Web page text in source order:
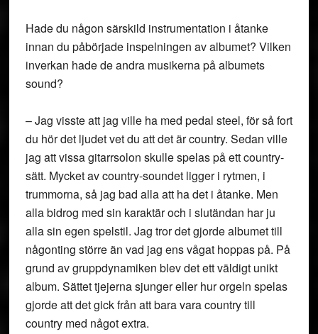
Hade du någon särskild instrumentation i åtanke
innan du påbörjade inspelningen av albumet? Vilken
inverkan hade de andra musikerna på albumets
sound?
– Jag visste att jag ville ha med pedal steel, för så fort
du hör det ljudet vet du att det är country. Sedan ville
jag att vissa gitarrsolon skulle spelas på ett country-
sätt. Mycket av country-soundet ligger i rytmen, i
trummorna, så jag bad alla att ha det i åtanke. Men
alla bidrog med sin karaktär och i slutändan har ju
alla sin egen spelstil. Jag tror det gjorde albumet till
någonting större än vad jag ens vågat hoppas på. På
grund av gruppdynamiken blev det ett väldigt unikt
album. Sättet tjejerna sjunger eller hur orgeln spelas
gjorde att det gick från att bara vara country till
country med något extra.